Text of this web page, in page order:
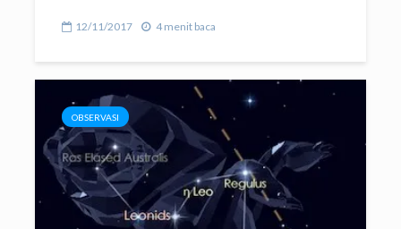
12/11/2017 4 menit baca
OBSERVASI